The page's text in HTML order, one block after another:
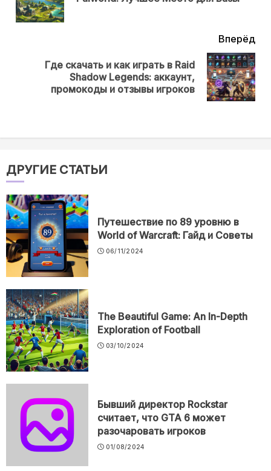
Вперёд
Где скачать и как играть в Raid
Shadow Legends: аккаунт,
промокоды и отзывы игроков
ДРУГИЕ СТАТЬИ
Путешествие по 89 уровню в
World of Warcraft: Гайд и Советы
06/11/2024
The Beautiful Game: An In-Depth
Exploration of Football
03/10/2024
Бывший директор Rockstar
считает, что GTA 6 может
разочаровать игроков
01/08/2024